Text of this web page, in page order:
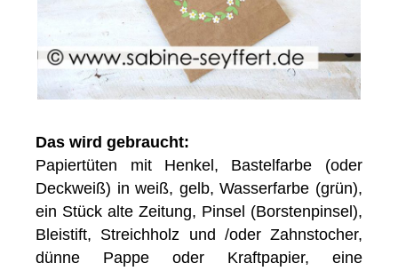
Das wird gebraucht:
Papiertüten mit Henkel, Bastelfarbe (oder
Deckweiß) in weiß, gelb, Wasserfarbe (grün),
ein Stück alte Zeitung, Pinsel (Borstenpinsel),
Bleistift, Streichholz und /oder Zahnstocher,
dünne Pappe oder Kraftpapier, eine